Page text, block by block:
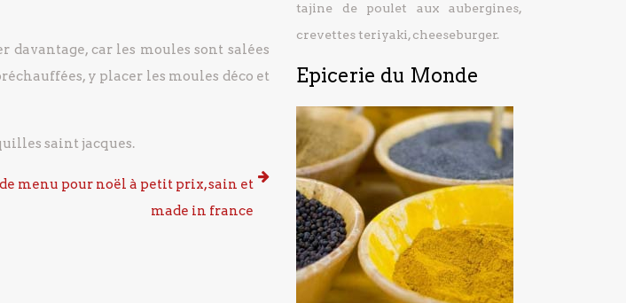
davantage, car les moules sont salées
y placer les moules déco et
saint jacques.
menu pour noël à petit prix, sain et
made in france
tajine de poulet aux aubergines,
crevettes teriyaki, cheeseburger.
Epicerie du Monde